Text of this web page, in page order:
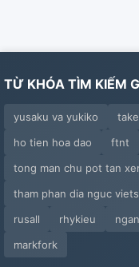
Tinh Cầu Của
Không Giữ Được
Sẽ Không Bỏ Đi
1 Kg Đường
TỪ KHÓA TÌM KIẾM
yusaku va yukiko
ho tien hoa dao
ftnt
tong man chu pot tan
tham phan dia nguc
rusall
rhykieu
markfork